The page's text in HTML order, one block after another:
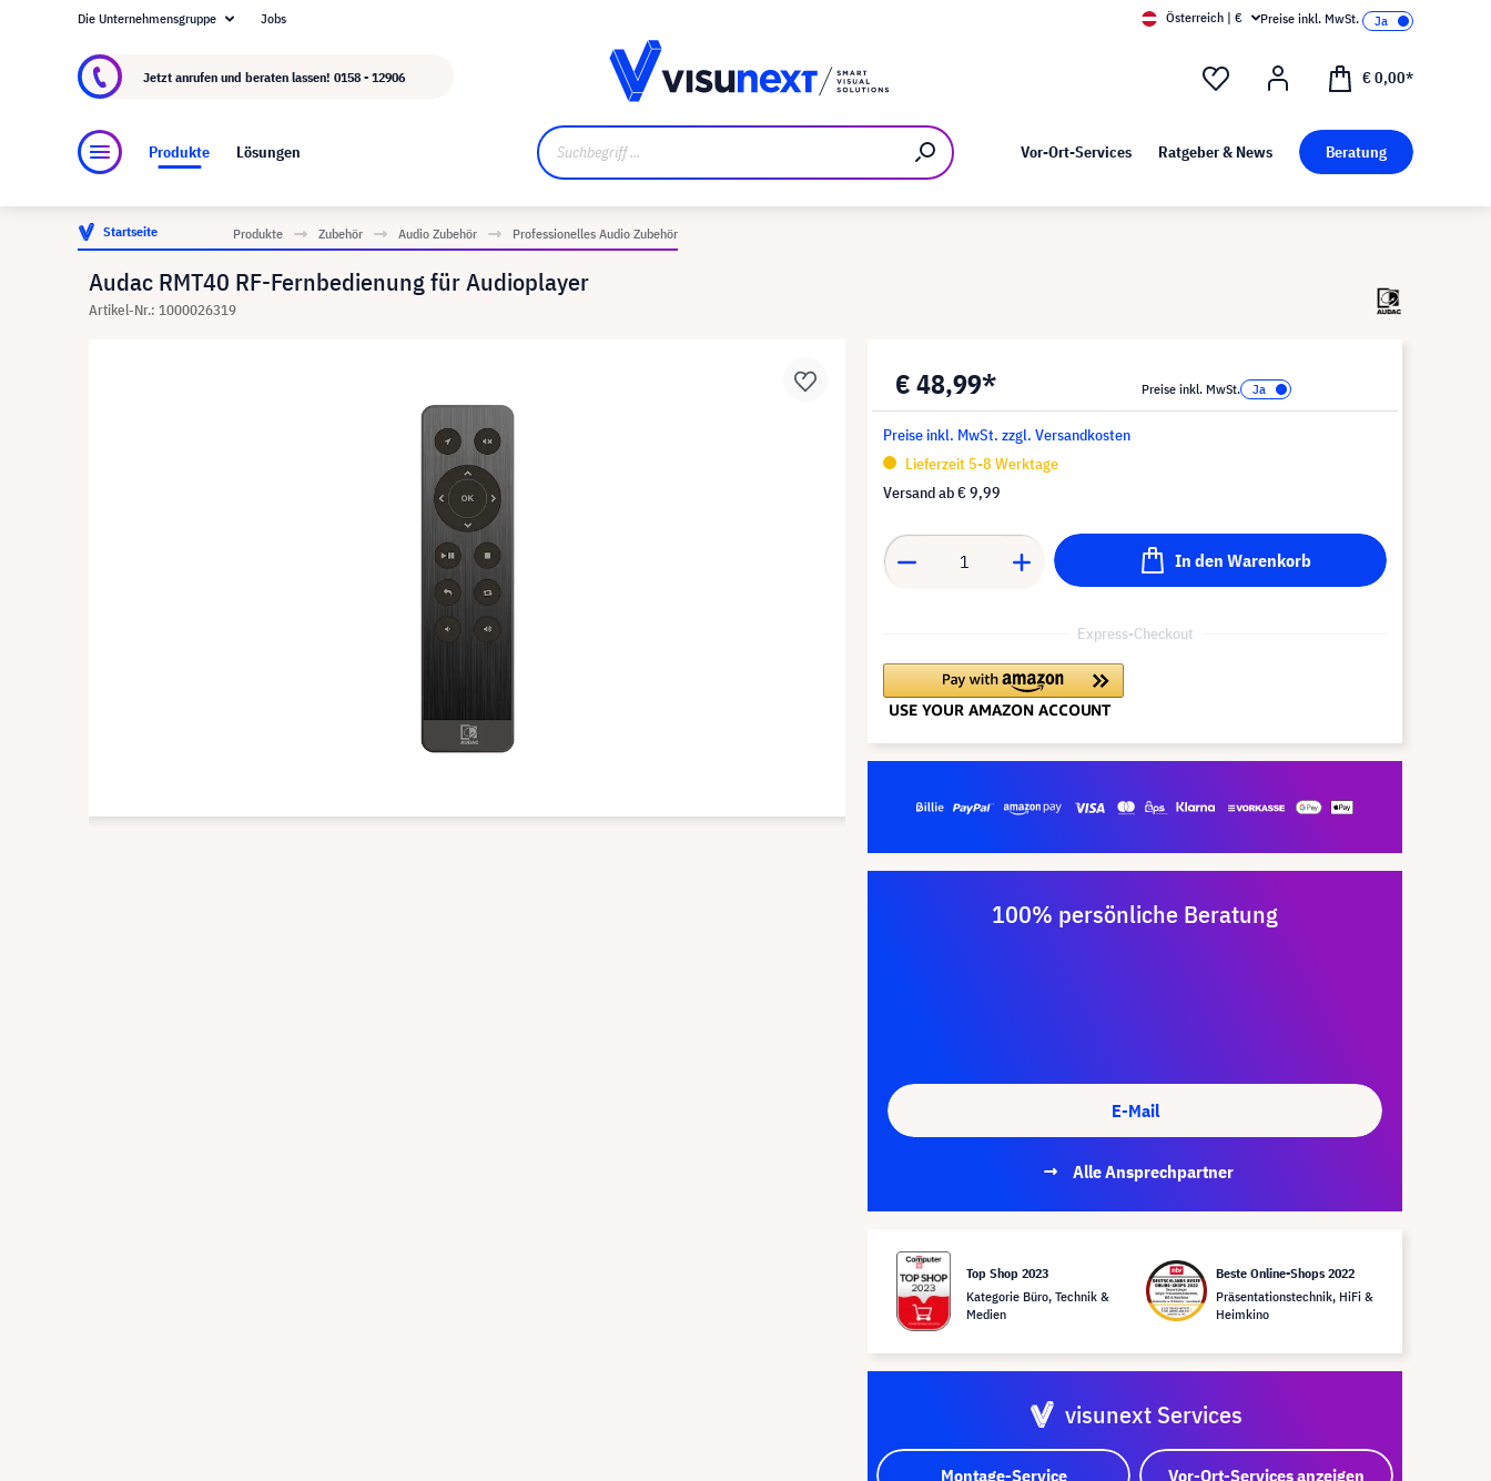
Über visunext.at Kunst bei visunext
Die Unternehmensgruppe Jobs Österreich | € Preise inkl. MwSt.
Jetzt anrufen und beraten lassen! 0158 - 12906 € 0,00*
Produkte Lösungen Vor-Ort-Services Ratgeber & News Beratung
Startseite Produkte Zubehör Audio Zubehör Professionelles Audio Zubehör
Audac RMT40 RF-Fernbedienung für Audioplayer
Artikel-Nr.: 1000026319
€ 48,99* Preise inkl. MwSt.
Preise inkl. MwSt. zzgl. Versandkosten
Lieferzeit 5-8 Werktage
Versand ab€ 9,99
In den Warenkorb
Express-Checkout
100% persönliche Beratung
E-Mail
Alle Ansprechpartner
Top Shop 2023
Kategorie Büro, Technik &
Medien
Beste Online-Shops 2022
Präsentationstechnik, HiFi &
Heimkino
visunext Services
Montage-Service Vor-Ort-Services anzeigen